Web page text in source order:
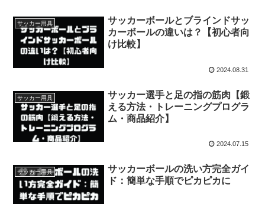
サッカー用具
サッカーボールとブラインドサッ
カーボールの違いは？【初心者向
け比較】
2024.08.31
サッカー用具
サッカー選手と足の指の筋肉【鍛
える方法・トレーニングプログラ
ム・商品紹介】
2024.07.15
サッカー用具
サッカーボールの洗い方完全ガイ
ド：簡単な手順でピカピカに